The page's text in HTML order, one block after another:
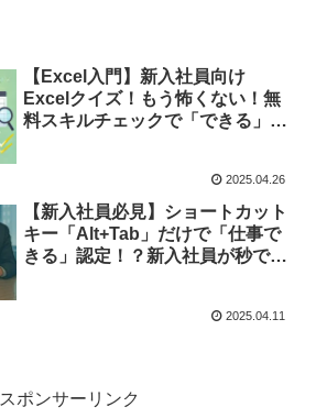
【Excel入門】新入社員向け
Excelクイズ！もう怖くない！無
料スキルチェックで「できる」を
2025.04.26
【新入社員必見】ショートカット
キー「Alt+Tab」だけで「仕事で
きる」認定！？新入社員が秒で評
2025.04.11
スポンサーリンク